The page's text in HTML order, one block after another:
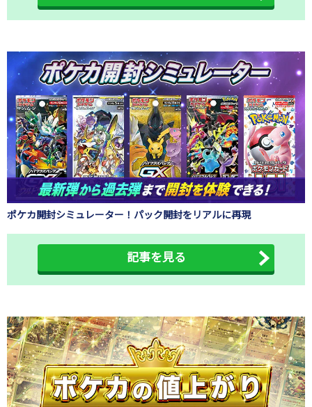
ポケカ開封シミュレーター！パック開封をリアルに再現
記事を見る